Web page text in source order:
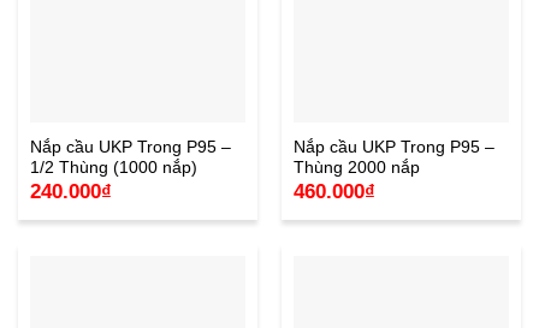
Nắp cầu UKP Trong P95 –
1/2 Thùng (1000 nắp)
240.000₫
Nắp cầu UKP Trong P95 –
Thùng 2000 nắp
460.000₫